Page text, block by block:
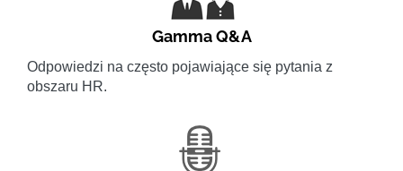
Gamma Q&A
Odpowiedzi na często pojawiające się pytania z
obszaru HR.